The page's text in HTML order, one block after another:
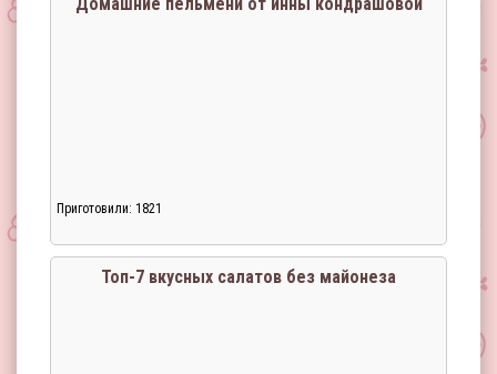
Приготовили: 1821
Топ-7 вкусных салатов без майонеза